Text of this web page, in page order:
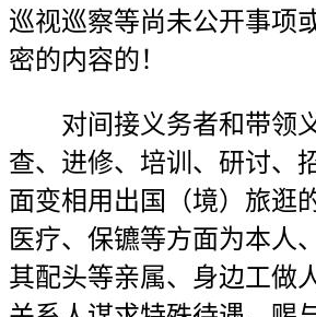
巡视巡察等尚未公开事项
密的内容的！
对间接义务者和带领
查、进修、培训、研讨、
面变相用出国（境）旅逛
医疗、保镳等方面为本人
其配头等亲属、身边工做